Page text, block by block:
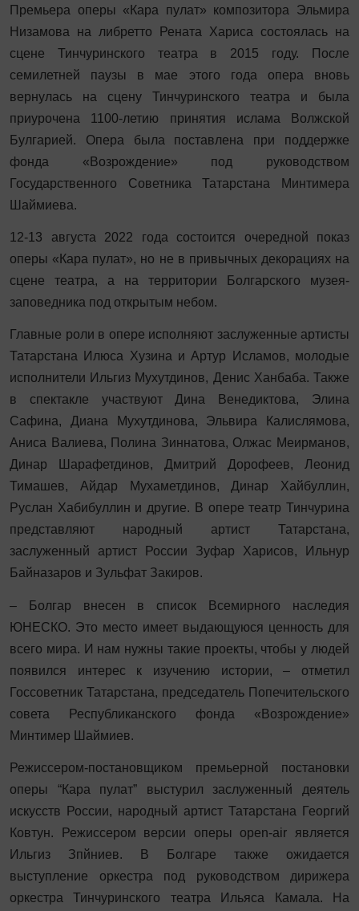
Премьера оперы «Кара пулат» композитора Эльмира
Низамова на либретто Рената Хариса состоялась на
сцене Тинчуринского театра в 2015 году.
После
семилетней паузы в мае этого года опера вновь
вернулась на сцену Тинчуринского театра и была
приурочена 1100-летию принятия ислама Волжской
Булгарией. Опера была поставлена при поддержке
фонда «Возрождение» под руководством
Государственного Советника Татарстана Минтимера
Шаймиева.
12-13 августа 2022 года состоится очередной показ
оперы «Кара пулат», но не в привычных декорациях на
сцене театра, а на территории Болгарского музея-
заповедника под открытым небом.
Главные роли в опере исполняют заслуженные артисты
Татарстана Илюса Хузина и Артур Исламов, молодые
исполнители Ильгиз Мухутдинов, Денис Ханбаба. Также
в спектакле участвуют Дина Венедиктова, Элина
Сафина, Диана Мухутдинова, Эльвира Калислямова,
Аниса Валиева, Полина Зиннатова, Олжас Меирманов,
Динар Шарафетдинов, Дмитрий Дорофеев, Леонид
Тимашев, Айдар Мухаметдинов, Динар Хайбуллин,
Руслан Хабибуллин и другие. В опере театр Тинчурина
представляют народный артист Татарстана,
заслуженный артист России Зуфар Харисов, Ильнур
Байназаров и Зульфат Закиров.
– Болгар внесен в список Всемирного наследия
ЮНЕСКО. Это место имеет выдающуюся ценность для
всего мира. И нам нужны такие проекты, чтобы у людей
появился интерес к изучению истории, – отметил
Госсоветник Татарстана, председатель Попечительского
совета Республиканского фонда «Возрождение»
Минтимер Шаймиев.
Режиссером-постановщиком премьерной постановки
оперы “Кара пулат” выстурил заслуженный деятель
искусств России, народный артист Татарстана Георгий
Ковтун. Режиссером версии оперы open-air является
Ильгиз Зпйниев. В Болгаре также ожидается
выступление оркестра под руководством дирижера
оркестра Тинчуринского театра Ильяса Камала. На